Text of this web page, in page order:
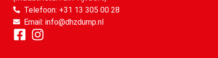
Telefoon: +31 13 305 00 28
Email: info@dhzdump.nl